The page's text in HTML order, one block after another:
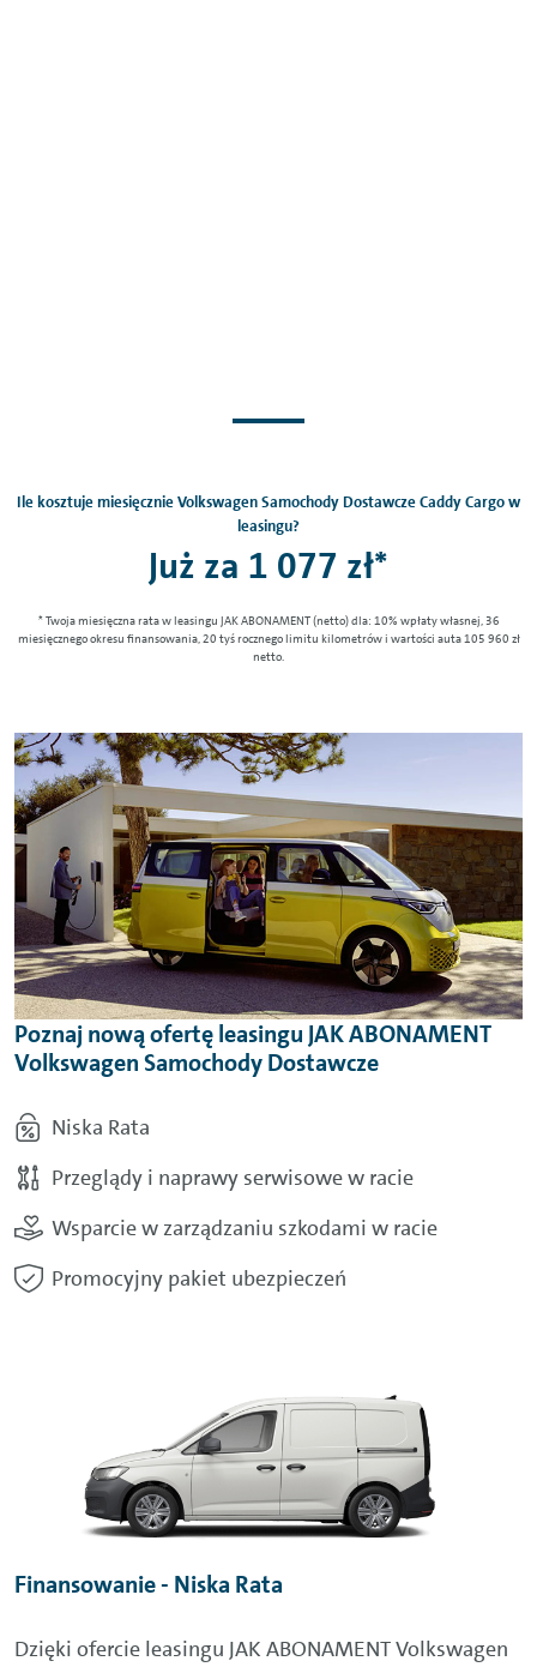
Ile kosztuje miesięcznie Volkswagen Samochody Dostawcze Caddy Cargo w
leasingu?
Już za 1 077 zł*
* Twoja miesięczna rata w leasingu JAK ABONAMENT (netto) dla: 10% wpłaty własnej, 36
miesięcznego okresu finansowania, 20 tyś rocznego limitu kilometrów i wartości auta 105 960 zł
netto.
Poznaj nową ofertę leasingu JAK ABONAMENT
Volkswagen Samochody Dostawcze
Niska Rata
Przeglądy i naprawy serwisowe w racie
Wsparcie w zarządzaniu szkodami w racie
Promocyjny pakiet ubezpieczeń
Finansowanie - Niska Rata
Dzięki ofercie leasingu JAK ABONAMENT Volkswagen